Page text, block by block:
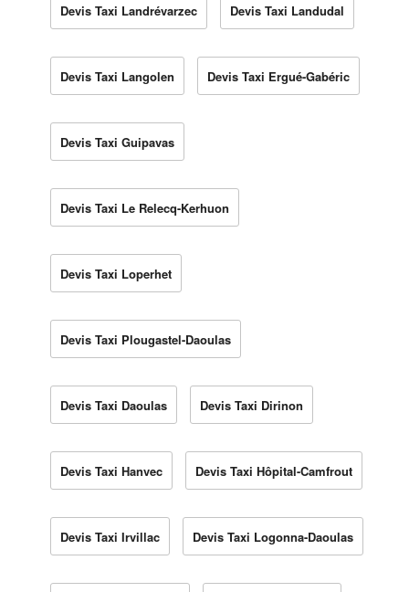
Devis Taxi Landrévarzec Devis Taxi Landudal
Devis Taxi Langolen Devis Taxi Ergué-Gabéric
Devis Taxi Guipavas
Devis Taxi Le Relecq-Kerhuon
Devis Taxi Loperhet
Devis Taxi Plougastel-Daoulas
Devis Taxi Daoulas Devis Taxi Dirinon
Devis Taxi Hanvec Devis Taxi Hôpital-Camfrout
Devis Taxi Irvillac Devis Taxi Logonna-Daoulas